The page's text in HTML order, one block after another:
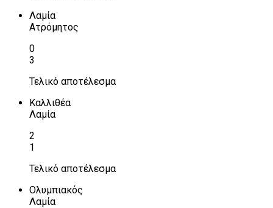
Λαμία
Ατρόμητος
0
3
Τελικό αποτέλεσμα
Καλλιθέα
Λαμία
2
1
Τελικό αποτέλεσμα
Ολυμπιακός
Λαμία